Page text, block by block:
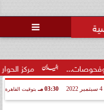

مركز الحوار يبحث سُبل
03:30 مـ بتوقيت القاهرة